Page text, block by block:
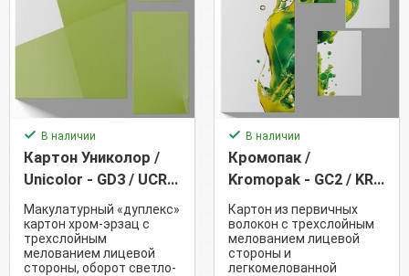
В наличии
Картон Униколор /
Unicolor - GD3 / UCR
(400 г/м²)
Макулатурный «дуплекс»
картон хром-эрзац с
трехслойным
мелованием лицевой
стороны, оборот светло-
В наличии
Кромопак /
Kromopak - GC2 / KRO
(230 г/м²)
Картон из первичных
волокон с трехслойным
мелованием лицевой
стороны и
легкомелованной